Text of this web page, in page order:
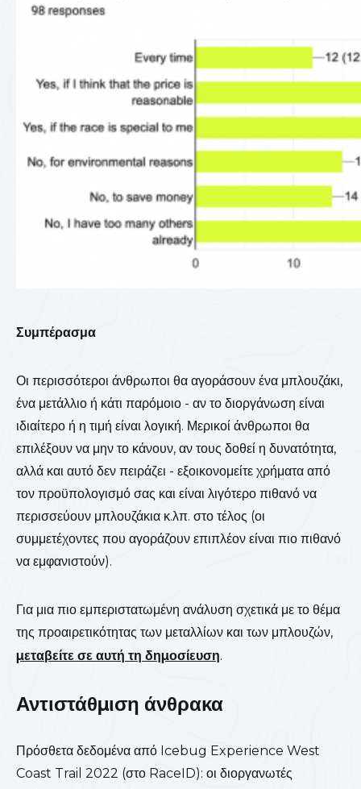
Συμπέρασμα
Οι περισσότεροι άνθρωποι θα αγοράσουν ένα μπλουζάκι,
ένα μετάλλιο ή κάτι παρόμοιο - αν το διοργάνωση είναι
ιδιαίτερο ή η τιμή είναι λογική. Μερικοί άνθρωποι θα
επιλέξουν να μην το κάνουν, αν τους δοθεί η δυνατότητα,
αλλά και αυτό δεν πειράζει - εξοικονομείτε χρήματα από
τον προϋπολογισμό σας και είναι λιγότερο πιθανό να
περισσεύουν μπλουζάκια κ.λπ. στο τέλος (οι
συμμετέχοντες που αγοράζουν επιπλέον είναι πιο πιθανό
να εμφανιστούν).
Για μια πιο εμπεριστατωμένη ανάλυση σχετικά με το θέμα
της προαιρετικότητας των μεταλλίων και των μπλουζών,
μεταβείτε σε αυτή τη δημοσίευση.
Αντιστάθμιση άνθρακα
Πρόσθετα δεδομένα από Icebug Experience West
Coast Trail 2022 (στο RaceID): οι διοργανωτές